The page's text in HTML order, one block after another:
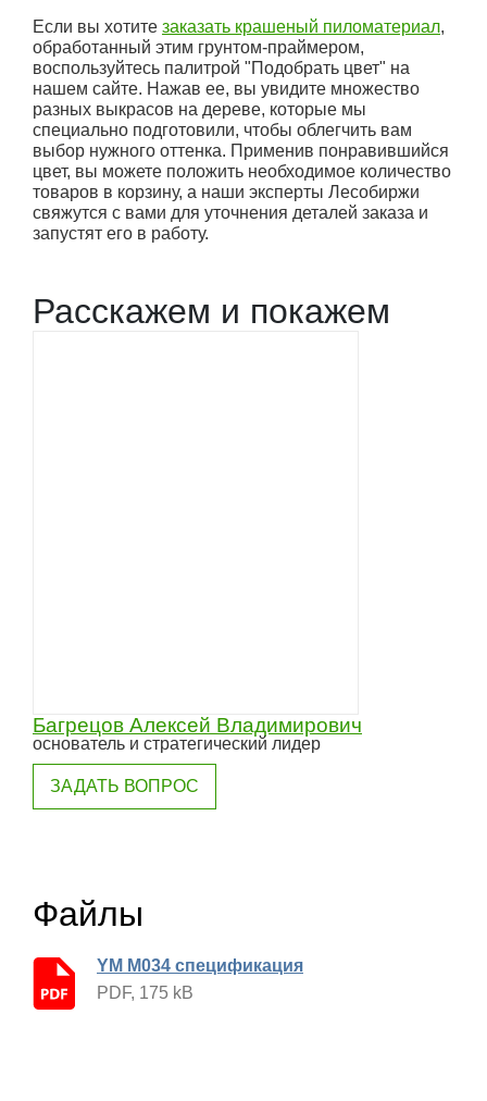
Если вы хотите заказать крашеный пиломатериал,
обработанный этим грунтом-праймером,
воспользуйтесь палитрой "Подобрать цвет" на
нашем сайте. Нажав ее, вы увидите множество
разных выкрасов на дереве, которые мы
специально подготовили, чтобы облегчить вам
выбор нужного оттенка. Применив понравившийся
цвет, вы можете положить необходимое количество
товаров в корзину, а наши эксперты Лесобиржи
свяжутся с вами для уточнения деталей заказа и
запустят его в работу.
Расскажем и покажем
Багрецов Алексей Владимирович
основатель и стратегический лидер
ЗАДАТЬ ВОПРОС
Файлы
YМ М034 спецификация
PDF, 175 kB